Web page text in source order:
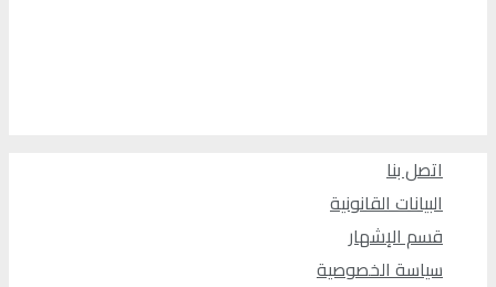
اتصل بنا
البيانات القانونية
قسم الإشهار
سياسة الخصوصية